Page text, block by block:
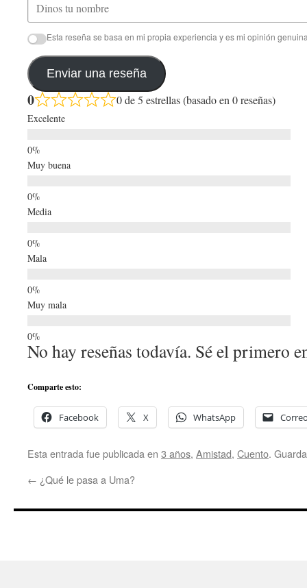
Esta reseña se basa en mi propia experiencia y es mi opinión
Enviar una reseña
0 0 de 5 estrellas (basado en 0 reseñas)
Excelente
Muy buena
Media
Mala
Muy mala
No hay reseñas todavía. Sé el primero
Comparte esto:
Facebook X WhatsApp
Esta entrada fue publicada en 3 años, Amistad, Cuento.
← ¿Qué le pasa a Uma?